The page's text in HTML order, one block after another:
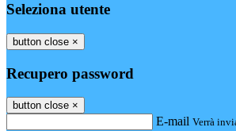
Seleziona utente
button close ×
Recupero password
button close ×
E-mail Verrà